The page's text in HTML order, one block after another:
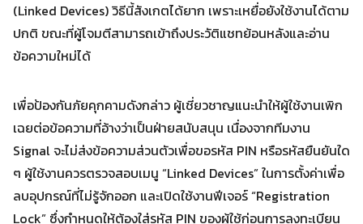
(Linked Devices) วิธีนี้สังเกตได้ยาก เพราะเหยื่อยังใช้งานได้ตาม
ปกติ ขณะที่ผู้โจมตีสามารถเข้าถึงประวัติแชทย้อนหลังและอ่าน
ข้อความใหม่ได้
เพื่อป้องกันภัยคุกคามดังกล่าว ผู้เชี่ยวชาญแนะนำให้ผู้ใช้งานเพิก
เฉยต่อข้อความที่อ้างว่าเป็นฝ่ายสนับสนุน เนื่องจากทีมงาน
Signal จะไม่ส่งข้อความส่วนตัวเพื่อขอรหัส PIN หรือรหัสยืนยันใด
ๆ ผู้ใช้งานควรตรวจสอบเมนู “Linked Devices” ในการตั้งค่าเพื่อ
ลบอุปกรณ์ที่ไม่รู้จักออก และเปิดใช้งานฟีเจอร์ “Registration
Lock” ซึ่งกำหนดให้ต้องใส่รหัส PIN ของผู้ใช้ก่อนการลงทะเบียน